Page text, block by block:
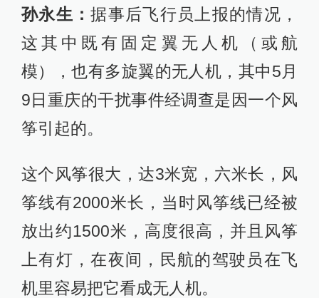
孙永生：据事后飞行员上报的情况，
这其中既有固定翼无人机（或航
模），也有多旋翼的无人机，其中5月
9日重庆的干扰事件经调查是因一个风
筝引起的。
这个风筝很大，达3米宽，六米长，风
筝线有2000米长，当时风筝线已经被
放出约1500米，高度很高，并且风筝
上有灯，在夜间，民航的驾驶员在飞
机里容易把它看成无人机。